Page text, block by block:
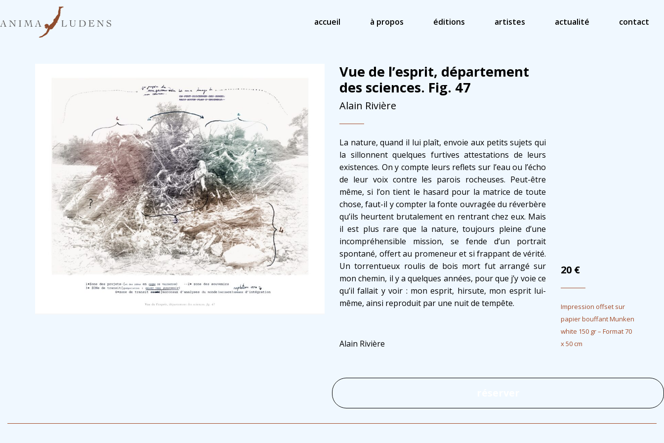
accueil à propos éditions artistes actualité contact
Vue de l’esprit, département
des sciences. Fig. 47
Alain Rivière
La nature, quand il lui plaît, envoie aux petits sujets qui
la sillonnent quelques furtives attestations de leurs
existences. On y compte leurs reflets sur l’eau ou l’écho
de leur voix contre les parois rocheuses. Peut-être
même, si l’on tient le hasard pour la matrice de toute
chose, faut-il y compter la fonte ouvragée du réverbère
qu’ils heurtent brutalement en rentrant chez eux. Mais
il est plus rare que la nature, toujours pleine d’une
incompréhensible mission, se fende d’un portrait
spontané, offert au promeneur et si frappant de vérité.
Un torrentueux roulis de bois mort fut arrangé sur
mon chemin, il y a quelques années, pour que j’y voie ce
qu’il fallait y voir : mon esprit, hirsute, mon esprit lui-
même, ainsi reproduit par une nuit de tempête.
Alain Rivière
20 €
Impression offset sur
papier bouffant Munken
white 150 gr – Format 70
x 50 cm